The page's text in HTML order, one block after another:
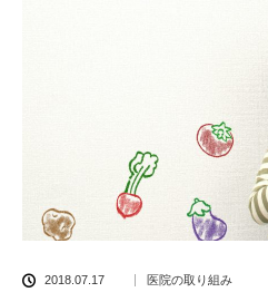
2018.07.17 医院の取り組み